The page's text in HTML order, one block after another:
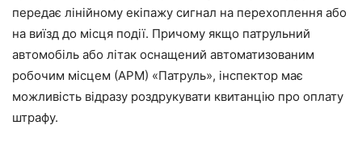
передає лінійному екіпажу сигнал на перехоплення або
на виїзд до місця події. Причому якщо патрульний
автомобіль або літак оснащений автоматизованим
робочим місцем (АРМ) «Патруль», інспектор має
можливість відразу роздрукувати квитанцію про оплату
штрафу.